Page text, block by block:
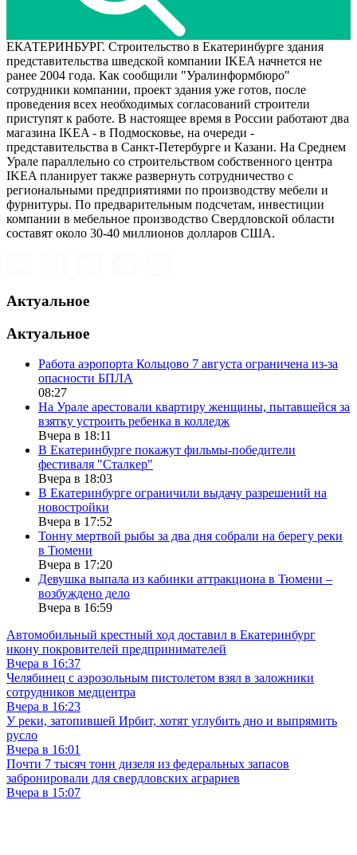
ЕКАТЕРИНБУРГ. Строительство в Екатеринбурге здания
представительства шведской компании IKEA начнется не
ранее 2004 года. Как сообщили "Уралинформбюро"
сотрудники компании, проект здания уже готов, после
проведения всех необходимых согласований строители
приступят к работе. В настоящее время в России работают два
магазина IKEA - в Подмосковье, на очереди -
представительства в Санкт-Петербурге и Казани. На Среднем
Урале параллельно со строительством собственного центра
IKEA планирует также развернуть сотрудничество с
региональными предприятиями по производству мебели и
фурнитуры. По предварительным подсчетам, инвестиции
компании в мебельное производство Свердловской области
составят около 30-40 миллионов долларов США.
Актуальное
Актуальное
Работа аэропорта Кольцово 7 августа ограничена из-за
опасности БПЛА
08:27
На Урале арестовали квартиру женщины, пытавшейся за
взятку устроить ребенка в колледж
Вчера в 18:11
В Екатеринбурге покажут фильмы-победители
фестиваля "Сталкер"
Вчера в 18:03
В Екатеринбурге ограничили выдачу разрешений на
новостройки
Вчера в 17:52
Тонну мертвой рыбы за два дня собрали на берегу реки
в Тюмени
Вчера в 17:20
Девушка выпала из кабинки аттракциона в Тюмени –
возбуждено дело
Вчера в 16:59
Автомобильный крестный ход доставил в Екатеринбург
икону покровителей предпринимателей
Вчера в 16:37
Челябинец с аэрозольным пистолетом взял в заложники
сотрудников медцентра
Вчера в 16:23
У реки, затопившей Ирбит, хотят углубить дно и выпрямить
русло
Вчера в 16:01
Почти 7 тысяч тонн дизеля из федеральных запасов
забронировали для свердловских аграриев
Вчера в 15:07